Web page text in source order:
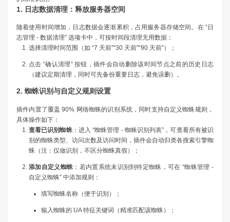
1. 日志数据清理：释放服务器空间
随着使用时间增加，日志数据会逐渐累积，占用服务器存储空间。在 “日
志管理 - 数据清理” 选项卡中，可按时间段清理无用数据：
选择清理时间范围（如 “7 天前”“30 天前”“90 天前”）；
点击 “确认清理” 按钮，插件会自动删除该时间节点之前的历史日志
（建议定期清理，同时可先备份重要日志，避免误删）。
2. 蜘蛛识别与自定义规则设置
插件内置了覆盖 90% 网络蜘蛛的识别系统，同时支持自定义蜘蛛规则，
具体操作如下：
查看已识别蜘蛛：进入 “蜘蛛管理 - 蜘蛛识别列表”，可查看所有被识
别的蜘蛛类型、访问次数及访问时间，插件会自动归类各搜索引擎蜘
蛛（注：仅做识别，不区分蜘蛛真假）；
添加自定义蜘蛛 ：若内置系统未识别到特定蜘蛛，可在 “蜘蛛管理 -
自定义蜘蛛” 中添加规则：
填写蜘蛛名称（便于识别）；
输入蜘蛛的 UA 特征关键词（精准匹配该蜘蛛）；